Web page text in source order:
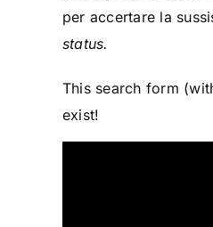
per accertare la
status.
This search form
exist!